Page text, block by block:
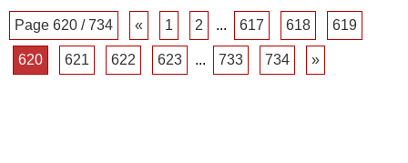
Page 620 / 734 « 1 2 ... 617 618 619
620 621 622 623 ... 733 734 »